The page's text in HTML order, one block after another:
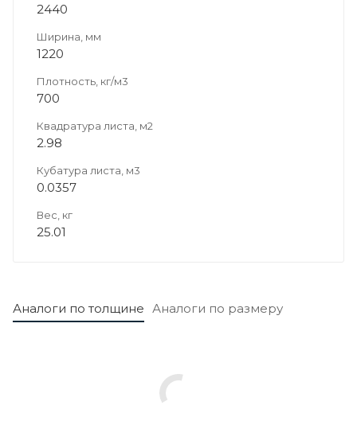
2440
Ширина, мм
1220
Плотность, кг/м3
700
Квадратура листа, м2
2.98
Кубатура листа, м3
0.0357
Вес, кг
25.01
Аналоги по толщине Аналоги по размеру